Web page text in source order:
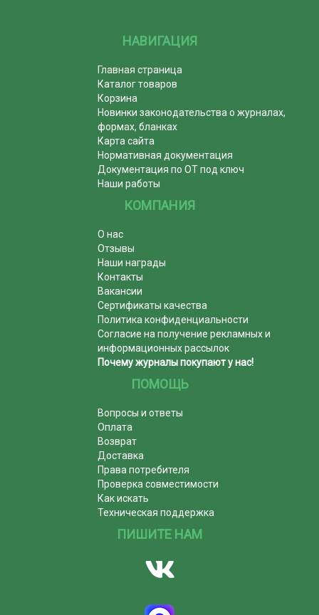
НАВИГАЦИЯ
Главная страница
Каталог товаров
Корзина
Новинки законодательства о журналах,
формах, бланках
Карта сайта
Нормативная документация
Документация по ОТ под ключ
Наши работы
КОМПАНИЯ
О нас
Отзывы
Наши награды
Контакты
Вакансии
Сертификаты качества
Политика конфиденциальности
Согласие на получение рекламных и
информационных рассылок
Почему журналы покупают у нас!
ПОМОЩЬ
Вопросы и ответы
Оплата
Возврат
Доставка
Права потребителя
Проверка совместимости
Как искать
Техническая поддержка
ПИШИТЕ НАМ